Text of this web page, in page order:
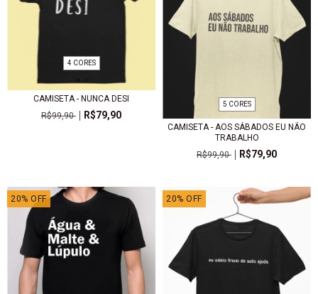
4 CORES
CAMISETA - NUNCA DESI
R$99,90
R$79,90
5 CORES
CAMISETA - AOS SÁBADOS EU NÃO
TRABALHO
R$99,90
R$79,90
20% OFF 20% OFF